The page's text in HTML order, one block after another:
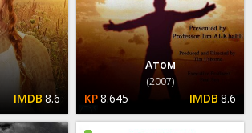
8.6
Атом
(2007)
8.645 8.6